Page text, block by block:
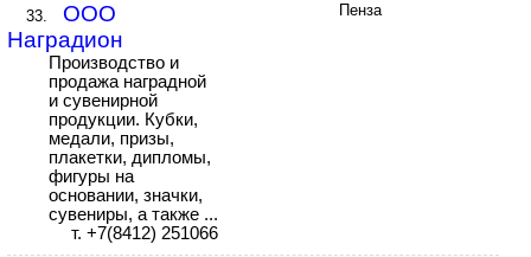
33.
ООО
Наградион
Производство и
продажа наградной
и сувенирной
продукции. Кубки,
медали, призы,
плакетки, дипломы,
фигуры на
основании, значки,
сувениры, а также ...
т. +7(8412) 251066
Пенза